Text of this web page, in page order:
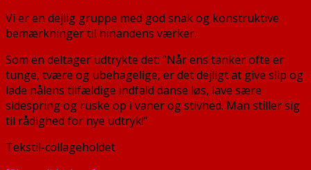
Vi er en dejlig gruppe med god snak og konstruktive
bemærkninger til hinandens værker.
Som en deltager udtrykte det: ”Når ens tanker ofte er
tunge, tvære og ubehagelige, er det dejligt at give slip og
lade nålens tilfældige indfald danse løs, lave sære
sidespring og ruske op i vaner og stivhed. Man stiller sig
til rådighed for nye udtryk!”
Tekstil-collageholdet.